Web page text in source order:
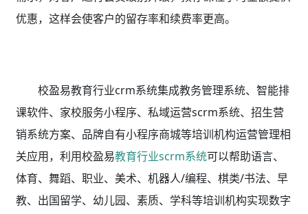
优惠，这样会使客户的留存率和续费率更高。
校盈易教育行业crm系统集成教务管理系统、智能排
课软件、家校服务小程序、私域运营scrm系统、招生营
销系统方案、品牌自有小程序商城等培训机构运营管理相
关应用，利用校盈易教育行业scrm系统可以帮助语言、
体育、舞蹈、职业、美术、机器人/编程、棋类/书法、早
教、出国留学、幼儿园、素质、学科等培训机构实现数字